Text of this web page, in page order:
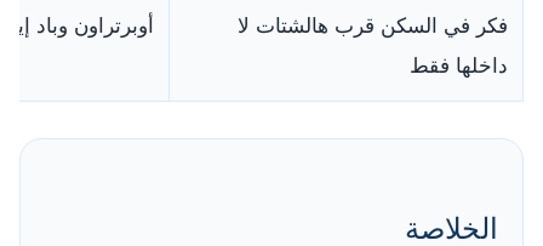
فكر في السكن قرب هالشتات لا
داخلها فقط
أوبرتراون وباد
الخلاصة